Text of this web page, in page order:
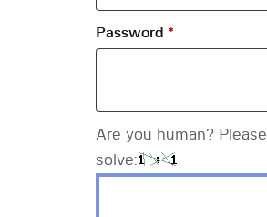
Password *
Are you human? Please
solve: